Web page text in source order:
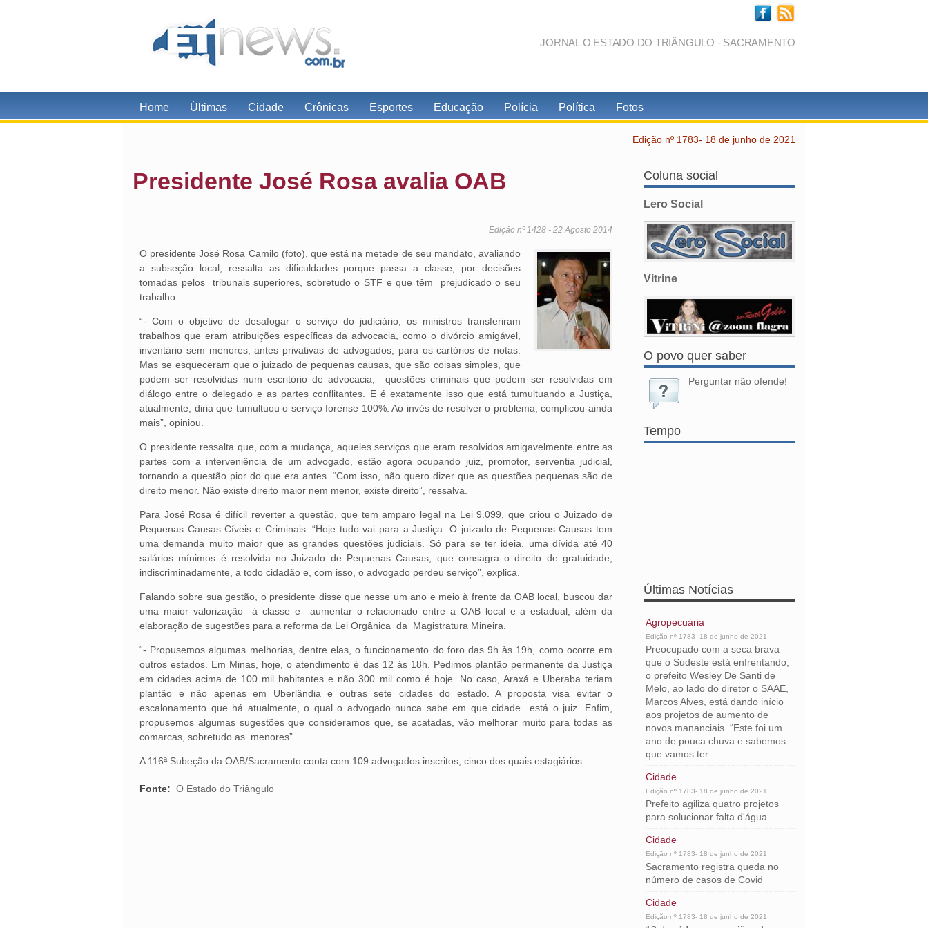
JORNAL O ESTADO DO TRIÂNGULO - SACRAMENTO
Home Últimas Cidade Crônicas Esportes Educação Polícia Política Fotos
Edição nº 1783- 18 de junho de 2021
Presidente José Rosa avalia OAB
Edição nº 1428 - 22 Agosto 2014
O presidente José Rosa Camilo (foto), que está na metade de seu mandato, avaliando
a subseção local, ressalta as dificuldades porque passa a classe, por decisões
tomadas pelos tribunais superiores, sobretudo o STF e que têm prejudicado o seu
trabalho.
“- Com o objetivo de desafogar o serviço do judiciário, os ministros transferiram
trabalhos que eram atribuições específicas da advocacia, como o divórcio amigável,
inventário sem menores, antes privativas de advogados, para os cartórios de notas.
Mas se esqueceram que o juizado de pequenas causas, que são coisas simples, que
podem ser resolvidas num escritório de advocacia; questões criminais que podem ser resolvidas em
diálogo entre o delegado e as partes conflitantes. E é exatamente isso que está tumultuando a Justiça,
atualmente, diria que tumultuou o serviço forense 100%. Ao invés de resolver o problema, complicou ainda
mais”, opiniou.
O presidente ressalta que, com a mudança, aqueles serviços que eram resolvidos amigavelmente entre as
partes com a interveniência de um advogado, estão agora ocupando juiz, promotor, serventia judicial,
tornando a questão pior do que era antes. “Com isso, não quero dizer que as questões pequenas são de
direito menor. Não existe direito maior nem menor, existe direito”, ressalva.
Para José Rosa é difícil reverter a questão, que tem amparo legal na Lei 9.099, que criou o Juizado de
Pequenas Causas Cíveis e Criminais. “Hoje tudo vai para a Justiça. O juizado de Pequenas Causas tem
uma demanda muito maior que as grandes questões judiciais. Só para se ter ideia, uma dívida até 40
salários mínimos é resolvida no Juizado de Pequenas Causas, que consagra o direito de gratuidade,
indiscriminadamente, a todo cidadão e, com isso, o advogado perdeu serviço”, explica.
Falando sobre sua gestão, o presidente disse que nesse um ano e meio à frente da OAB local, buscou dar
uma maior valorização à classe e aumentar o relacionado entre a OAB local e a estadual, além da
elaboração de sugestões para a reforma da Lei Orgânica da Magistratura Mineira.
“- Propusemos algumas melhorias, dentre elas, o funcionamento do foro das 9h às 19h, como ocorre em
outros estados. Em Minas, hoje, o atendimento é das 12 ás 18h. Pedimos plantão permanente da Justiça
em cidades acima de 100 mil habitantes e não 300 mil como é hoje. No caso, Araxá e Uberaba teriam
plantão e não apenas em Uberlândia e outras sete cidades do estado. A proposta visa evitar o
escalonamento que há atualmente, o qual o advogado nunca sabe em que cidade está o juiz. Enfim,
propusemos algumas sugestões que consideramos que, se acatadas, vão melhorar muito para todas as
comarcas, sobretudo as menores”.
A 116ª Subeção da OAB/Sacramento conta com 109 advogados inscritos, cinco dos quais estagiários.
Fonte: O Estado do Triângulo
Coluna social
Lero Social
Vitrine
O povo quer saber
Perguntar não ofende!
Tempo
Últimas Notícias
Agropecuária
Edição nº 1783- 18 de junho de 2021
Preocupado com a seca brava
que o Sudeste está enfrentando,
o prefeito Wesley De Santi de
Melo, ao lado do diretor o SAAE,
Marcos Alves, está dando início
aos projetos de aumento de
novos mananciais. “Este foi um
ano de pouca chuva e sabemos
que vamos ter
Cidade
Edição nº 1783- 18 de junho de 2021
Prefeito agiliza quatro projetos
para solucionar falta d'água
Cidade
Edição nº 1783- 18 de junho de 2021
Sacramento registra queda no
número de casos de Covid
Cidade
Edição nº 1783- 18 de junho de 2021